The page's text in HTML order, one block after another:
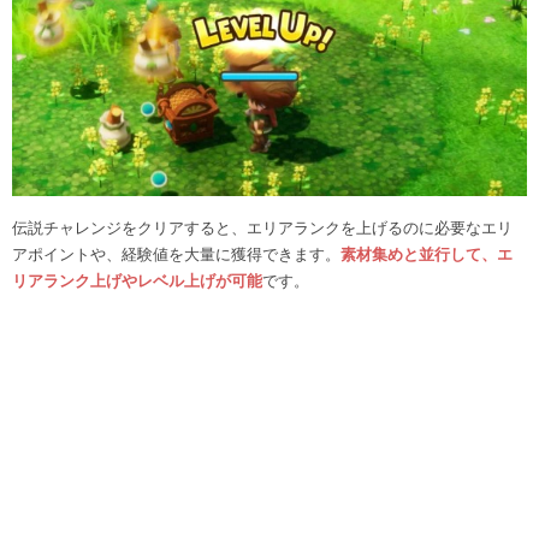
伝説チャレンジをクリアすると、エリアランクを上げるのに必要なエリ
アポイントや、経験値を大量に獲得できます。 素材集めと並行して、エ
リアランク上げやレベル上げが可能です。